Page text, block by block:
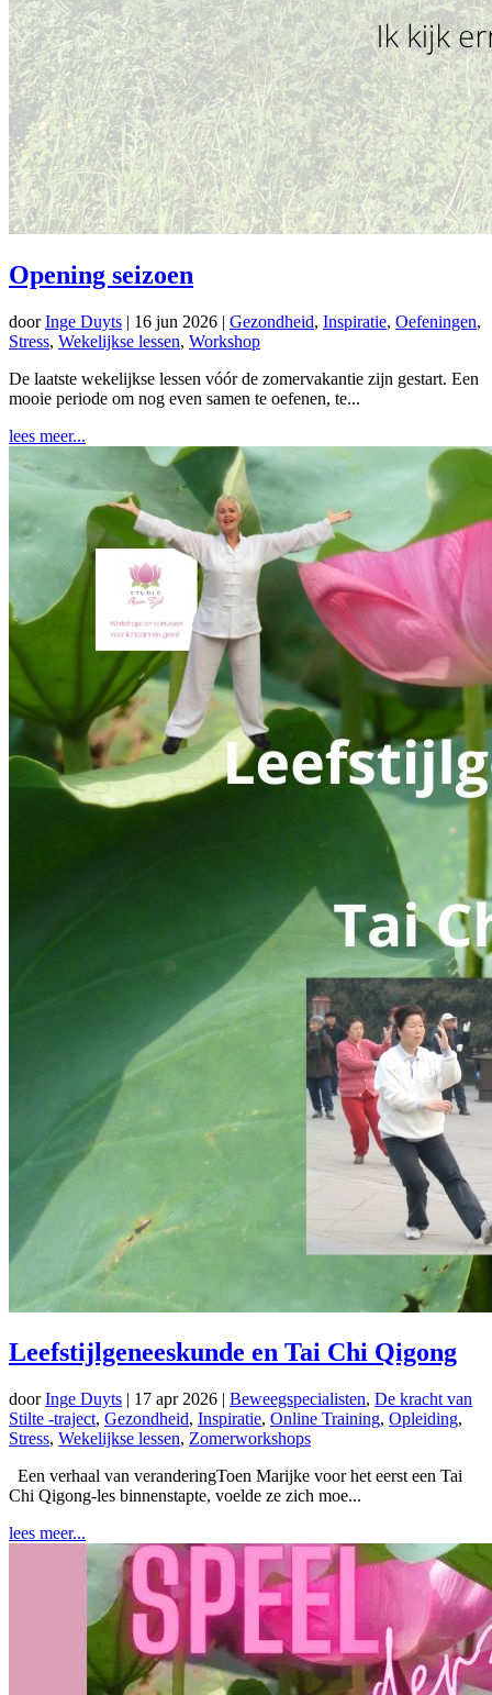
Opening seizoen
doorInge Duyts | 16 jun 2026 | Gezondheid, Inspiratie, Oefeningen,
Stress, Wekelijkse lessen, Workshop
De laatste wekelijkse lessen vóór de zomervakantie zijn gestart. Een
mooie periode om nog even samen te oefenen, te...
lees meer...
Leefstijlgeneeskunde en Tai Chi Qigong
doorInge Duyts | 17 apr 2026 | Beweegspecialisten, De kracht van
Stilte -traject, Gezondheid, Inspiratie, Online Training, Opleiding,
Stress, Wekelijkse lessen, Zomerworkshops
Een verhaal van veranderingToen Marijke voor het eerst een Tai
Chi Qigong-les binnenstapte, voelde ze zich moe...
lees meer...